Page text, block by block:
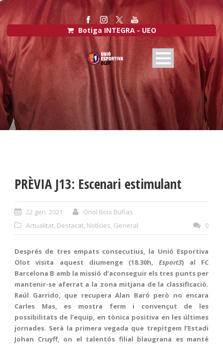
Botiga INTEGRA - UEO
PRÈVIA J13: Escenari estimulant
22 gen. 2021
Oriol Boix Bufias
Actualitat, Destacat, Notícies, General 0
Després de tres empats consecutius, la Unió Esportiva
Olot visita aquest diumenge (18.30h,Esport3) al FC
Barcelona B amb la missió d’aconseguir els tres punts per
mantenir-se aferrat a la zona mitjana de la classificació.
Raúl Garrido, que recupera Alan Baró però no encara
Carles Mas, es mostra ferm i convençut de les
possibilitats de l’equip, en tònica positiva en les últimes
jornades. Serà la primera vegada que trepitgem l’Estadi
Johan Cruyff, on el talentós filial blaugrana es manté